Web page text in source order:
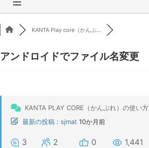
KANTA Play core（かんぷ...
アンドロイドでファイル名変更
KANTA PLAY CORE（かんぷれ）の使い方
最新の投稿 : sjmat 10か月前
3 2 0 1,441